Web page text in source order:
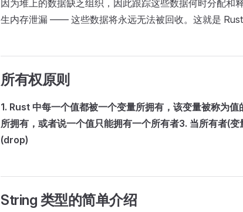
因为堆上的数据缺乏组织，因此跟踪这些数据何时分配和
生内存泄漏 —— 这些数据将永远无法被回收。这就是 Rust
所有权原则
1. Rust 中每一个值都被一个变量所拥有，该变量被称为值
所拥有，或者说一个值只能拥有一个所有者3. 当所有者(
(drop)
String 类型的简单介绍